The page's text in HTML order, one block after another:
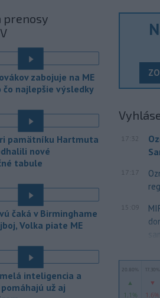
v piatok (7. 8.)
17-ročných
ktorí sú podozriví z útoku
v Seredi. Muž pri incidente
zranenia a skončil v
okresoch na
Slovensku platia v
výstrahy prvého
vysokými teplotami.
ústav
pošta pokračuje v
prevažne v
Od začiatku roka
prevádzok, ktoré
rámec poštovej licencie.
záchranári
prenosy
zabojuje na ME
čo najlepšie výsledky
pamätníku Hartmuta
nové
tabule
čaká v Birminghame
Volka piate ME
inteligencia a
už aj
17:32
17:17
15:09